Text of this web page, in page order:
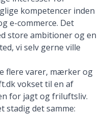
kompetencer inden
e-commerce. Det
store ambitioner og en
vi selv gerne ville
flere varer, mærker og
vokset til en af
for jagt og friluftsliv.
stadig det samme: